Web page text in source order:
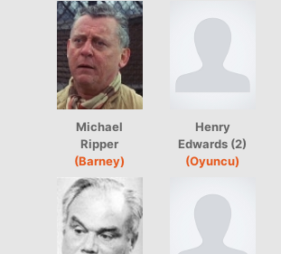
Michael
Ripper
(Barney)
Henry
Edwards (2)
(Oyuncu)